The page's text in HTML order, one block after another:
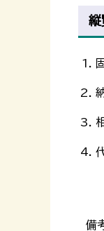
縦
備